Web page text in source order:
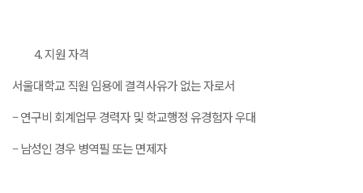
지원 자격
서울대학교 직원 임용에 결격사유가 없는 자로서
– 연구비 회계업무 경력자 및 학교행정 유경험자 우대
– 남성인 경우 병역필 또는 면제자